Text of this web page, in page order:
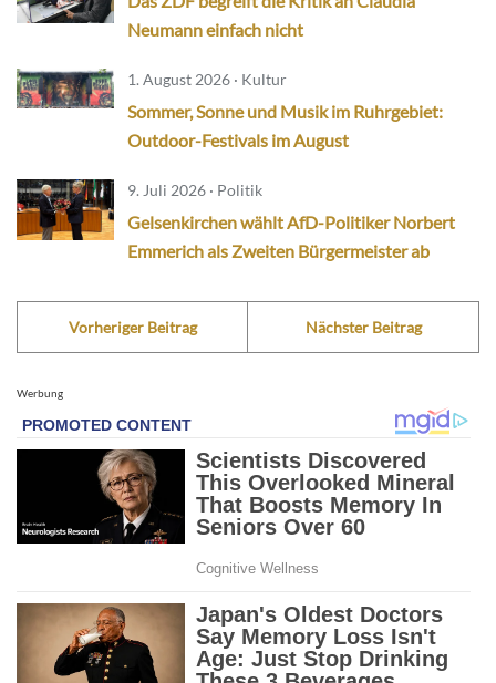
Neumann einfach nicht
1. August 2026 · Kultur
Sommer, Sonne und Musik im Ruhrgebiet:
Outdoor-Festivals im August
9. Juli 2026 · Politik
Gelsenkirchen wählt AfD-Politiker Norbert
Emmerich als Zweiten Bürgermeister ab
Vorheriger Beitrag Nächster Beitrag
Werbung